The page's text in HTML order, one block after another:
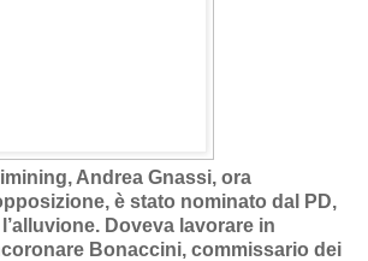
Andrea Gnassi, ora
è stato nominato dal PD,
Doveva lavorare in
Bonaccini, commissario dei